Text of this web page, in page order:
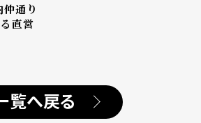
通り
直営
覧へ戻る